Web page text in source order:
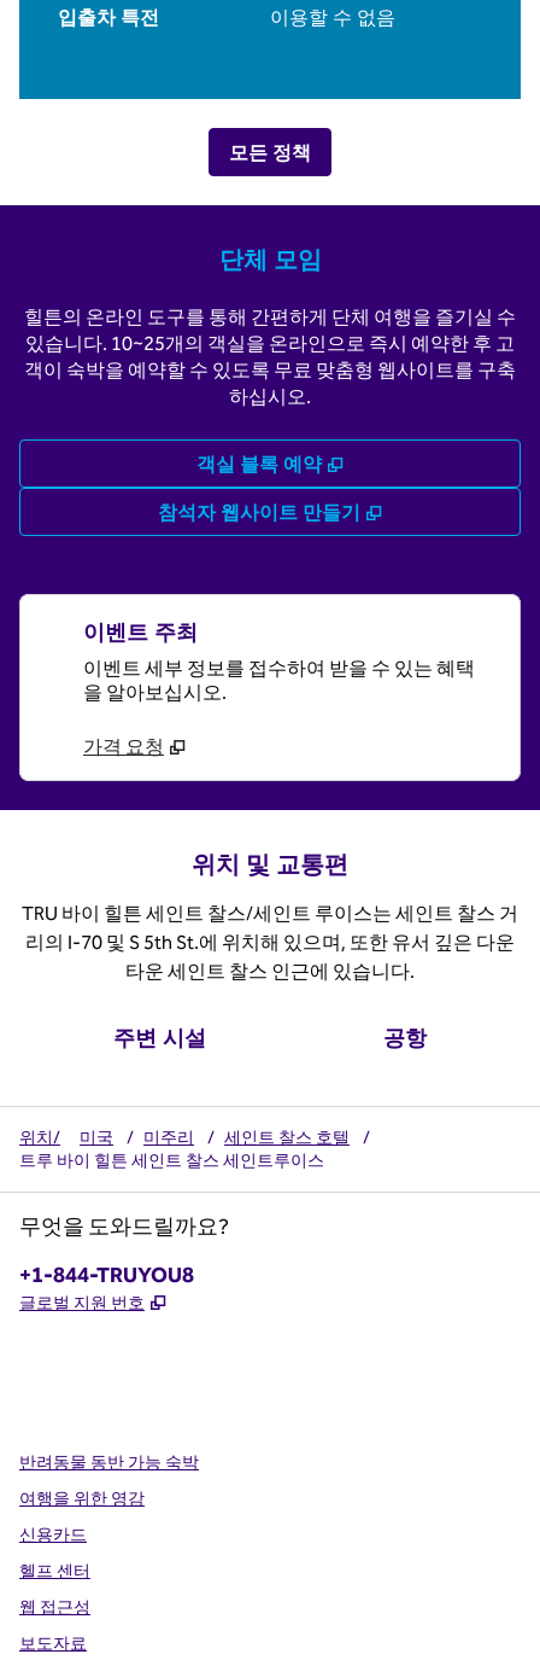
입출차 특전
이용할 수 없음
모든 정책
단체 모임
힐튼의 온라인 도구를 통해 간편하게 단체 여행을 즐기실 수
있습니다. 10~25개의 객실을 온라인으로 즉시 예약한 후 고
객이 숙박을 예약할 수 있도록 무료 맞춤형 웹사이트를 구축
하십시오.
객실 블록 예약 ,
참석자 웹사이트 만들기
,
이벤트 주최
이벤트 세부 정보를 접수하여 받을 수 있는 혜택
을 알아보십시오.
가격 요청
위치 및 교통편
TRU 바이 힐튼 세인트 찰스/세인트 루이스는 세인트 찰스 거
리의 I-70 및 S 5th St.에 위치해 있으며, 또한 유서 깊은 다운
타운 세인트 찰스 인근에 있습니다.
주변 시설 공항
위치/ 미국 / 미주리 / 세인트 찰스 호텔
/
트루 바이 힐튼 세인트 찰스 세인트루이스
무엇을 도와드릴까요?
전화:
+1-844-TRUYOU8
글로벌 지원 번호 ,
반려동물 동반 가능 숙박
여행을 위한 영감
신용카드
헬프 센터
웹 접근성
보도자료